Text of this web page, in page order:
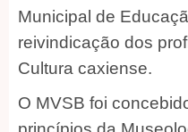
Municipal de
reivindicação dos
Cultura caxiense.
O MVSB foi